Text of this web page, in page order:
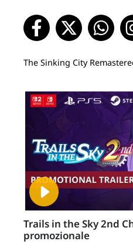
The Sinking City
Trails in the Sky 2nd
promozionale